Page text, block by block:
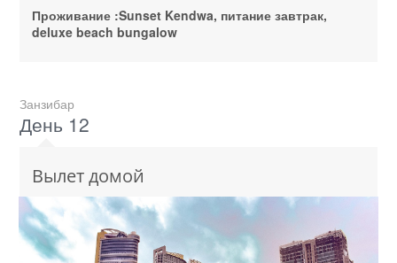
Проживание :Sunset Kendwa, питание завтрак,
deluxe beach bungalow
Занзибар
День 12
Вылет домой